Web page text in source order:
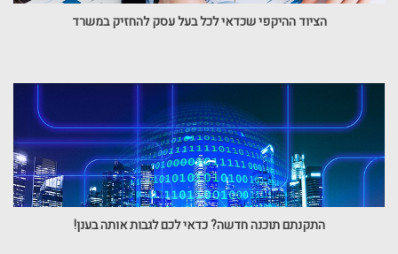
הציוד ההיקפי שכדאי לכל בעל עסק להחזיק במשרד
התקנתם תוכנה חדשה? כדאי לכם לגבות אותה בענן!